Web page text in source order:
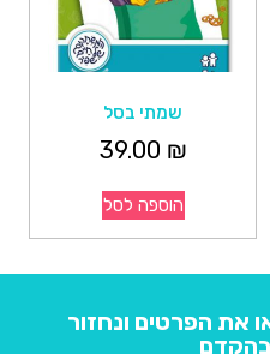
שמתי בסל
39.00 ₪
הוספה לסל
את הפרטים ונחזור